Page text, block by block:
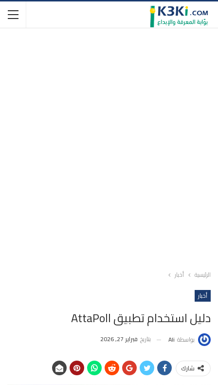
الرئيسية
أخبار
أخبار
دليل استخدام تطبيق AttaPoll
بواسطة Ali بتاريخ فبراير 27, 2026
شارك